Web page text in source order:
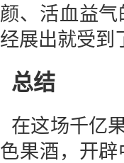
颜、活血益
经展出就受到
总结
在这场千亿
色果酒，开